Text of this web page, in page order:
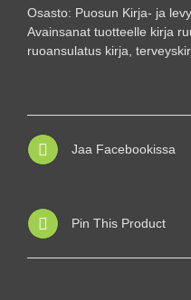
määrä
Osasto: Puosun Kirja- ja
Avainsanat tuotteelle kirja
ruoansulatus kirja,
Jaa Facebookissa
Pin This Product